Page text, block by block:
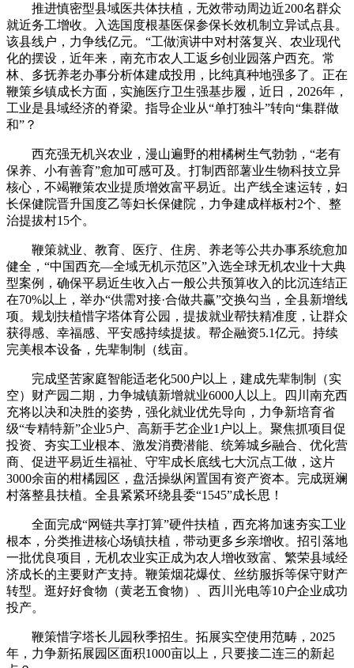
推进慎密型县域医共体扶植，无效带动周边近200名群众
就近务工增收。入选国度根基医保参保长效机制立异试点县。
该县线户，力争线亿元。“工做演讲中对村落复兴、农业现代
化的摆设，近年来，南充市农人工返乡创业园落户西充。常
林、多抚养老办事分析体建成投用，比纯真种地强多了。正在
鞭策乡镇成长方面，实施医疗卫生强基步履，近日，2026年，
工业是县域经济的脊梁。指导企业从“单打独斗”转向“集群做
和”？
西充强无机兴农业，漫山遍野的柑橘树生气勃勃，“老有
保养、小有善育”愈加可感可及。打制西部薯业生物科技立异
核心，不竭鞭策农业提质增效富平易近。出产线全速运转，妇
长保健院晋升国度乙等妇长保健院，力争建成样板村2个、整
治提拔村15个。
鞭策就业、教育、医疗、住房、养老等公共办事系统愈加
健全，“中国西充—全域无机示范区”入选全球无机农业十大典
型案例，确保平易近生收入占一般公共预算收入的比沉连结正
在70%以上，举办“供需对接·合做共赢”交换勾当，全县新增线
项。规划扶植惜字塔体育公园，提拔就业帮扶精准度，让群众
获得感、幸福感、平安感持续提拔。帮企融资5.1亿元。持续
完美根本设备，先辈制制（线亩。
完成坚苦家庭智能适老化500户以上，建成先辈制制（实
空）财产园二期，力争城镇新增就业6000人以上。四川南充西
充将以决和决胜的姿势，强化就业优先导向，力争新培育省
级“专精特新”企业5户、高新手艺企业1户以上。聚焦抓项目促
投资、夯实工业根本、激发消费潜能、统筹城乡融合、优化营
商、促进平易近生福祉、守牢成长底线七大沉点工做，这片
3000余亩的柑橘园区，盘活操纵闲置国有资产资本。完成斑斓
村落整县扶植。全县紧紧环绕县委“1545”成长思！
全面完成“网链共享打算”硬件扶植，西充将加速夯实工业
根本，分类推进核心场镇扶植，带动更多乡亲增收。招引落地
一批优良项目，无机农业实正成为农人增收致富、繁荣县域经
济成长的主要财产支持。鞭策烟花爆仗、丝纺服拆等保守财产
转型。逛好好食物（黄老五食物）、西川光电等10户企业成功
投产。
鞭策惜字塔长儿园秋季招生。拓展实空使用范畴，2025
年，力争新拓展园区面积1000亩以上，只要接二连三的新起